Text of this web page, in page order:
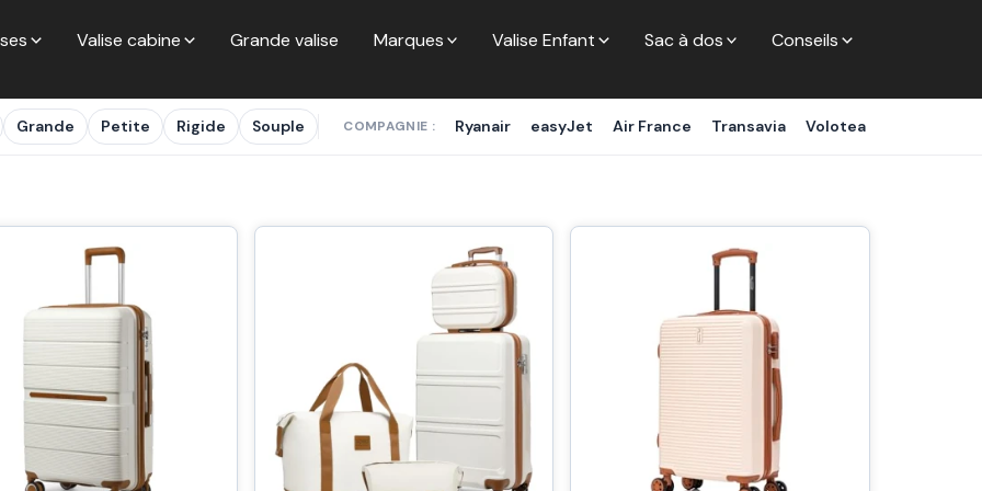
Valise cabine Grande valise Marques Valise Enfant Sac à dos Conseils
Grande Petite Rigide Souple COMPAGNIE : Ryanair easyJet Air France Transavia Volotea